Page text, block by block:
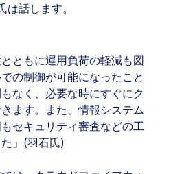
話します。
ともに運用負荷の軽減も図
の制御が可能になったこと
なく、必要な時にすぐにク
ます。また、情報システム
セキュリティ審査などの工
」(羽石氏)